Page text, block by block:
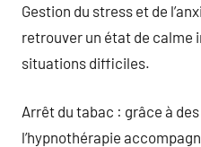
Gestion du stress et de
retrouver un état de calme
situations difficiles.
Arrêt du tabac : grâce à
l’hypnothérapie